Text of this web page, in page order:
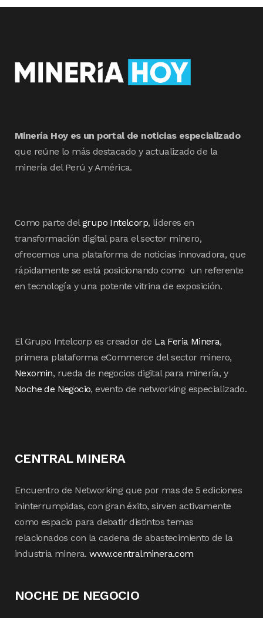
Minería Hoy es un portal de noticias especializado
que reúne lo más destacado y actualizado de la
minería del Perú y América.
Como parte delgrupo Intelcorp, líderes en
transformación digital para el sector minero,
ofrecemos una plataforma de noticias innovadora, que
rápidamente se está posicionando como un referente
en tecnología y una potente vitrina de exposición.
El Grupo Intelcorp es creador de La Feria Minera,
primera plataforma eCommerce del sector minero,
Nexomin, rueda de negocios digital para minería, y
Noche de Negocio, evento de networking especializado.
CENTRAL MINERA
Encuentro de Networking que por mas de 5 ediciones
ininterrumpidas, con gran éxito, sirven activamente
como espacio para debatir distintos temas
relacionados con la cadena de abastecimiento de la
industria minera.www.centralminera.com
NOCHE DE NEGOCIO